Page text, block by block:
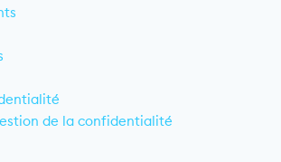
de la confidentialité